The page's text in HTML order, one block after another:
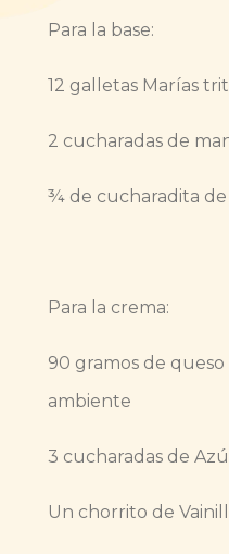
Para la base:
12 galletas Marías
2 cucharadas de
¾ de cucharadita
Para la crema:
90 gramos de
ambiente
3 cucharadas de
Un chorrito de